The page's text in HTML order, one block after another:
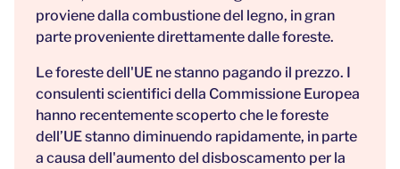
proviene dalla combustione del legno, in gran
parte proveniente direttamente dalle foreste.
Le foreste dell'UE ne stanno pagando il prezzo. I
consulenti scientifici della Commissione Europea
hanno recentemente scoperto che le foreste
dell’UE stanno diminuendo rapidamente, in parte
a causa dell'aumento del disboscamento per la